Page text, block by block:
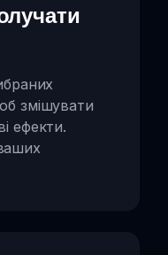
змішувати
ефекти.